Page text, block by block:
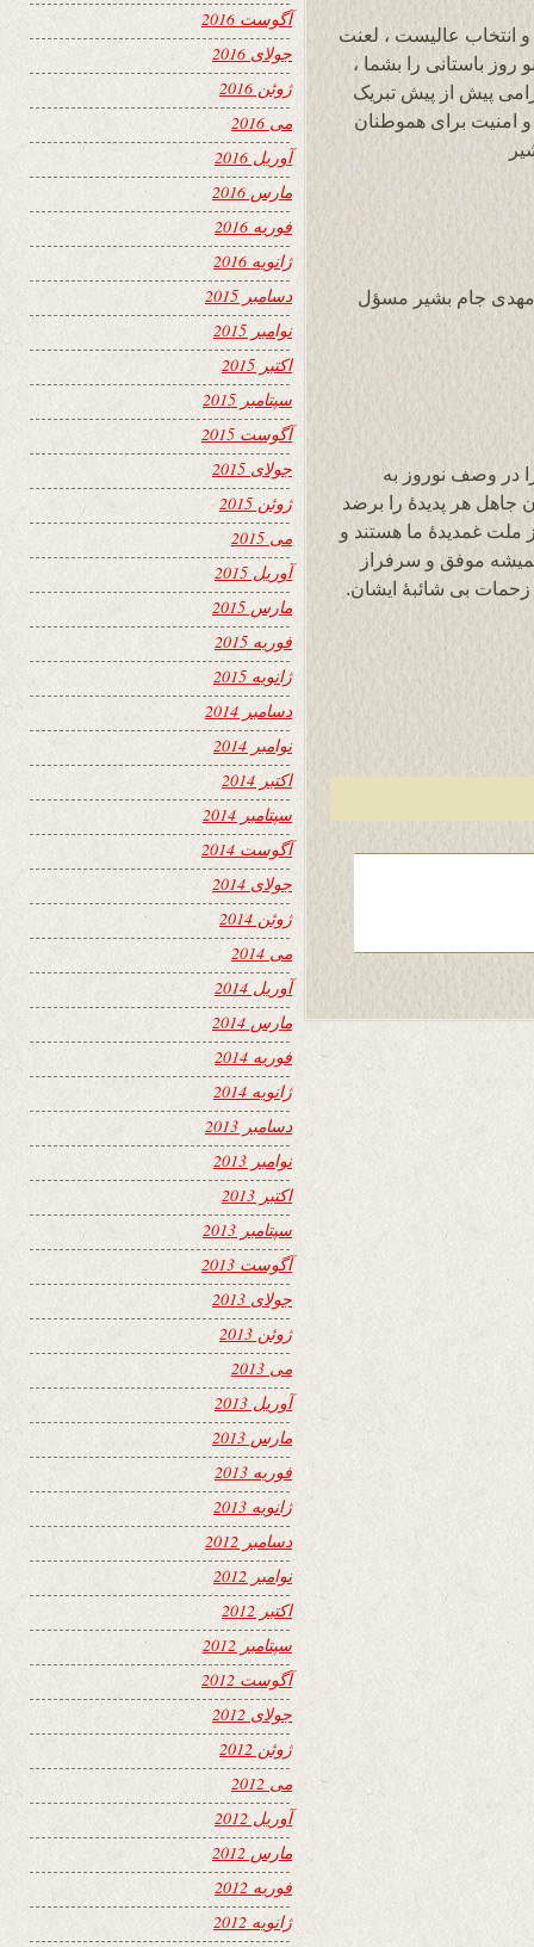
انتخاب عالیست ، لعنت
خورشیدی و نو روز باستانی را بشما ،
پیش از پیش تبریک
برای هموطنان
جام بشير مسؤل
را در وصف نوروز به
جاهل هر پدیدۀ را برضد
ملت غمدیدۀ ما هستند و
موفق و سرفراز
بی شائبۀ ایشان.
آگوست 2016
جولای 2016
ژوئن 2016
می 2016
آوریل 2016
مارس 2016
فوریه 2016
ژانویه 2016
دسامبر 2015
نوامبر 2015
اکتبر 2015
سپتامبر 2015
آگوست 2015
جولای 2015
ژوئن 2015
می 2015
آوریل 2015
مارس 2015
فوریه 2015
ژانویه 2015
دسامبر 2014
نوامبر 2014
اکتبر 2014
سپتامبر 2014
آگوست 2014
جولای 2014
ژوئن 2014
می 2014
آوریل 2014
مارس 2014
فوریه 2014
ژانویه 2014
دسامبر 2013
نوامبر 2013
اکتبر 2013
سپتامبر 2013
آگوست 2013
جولای 2013
ژوئن 2013
می 2013
آوریل 2013
مارس 2013
فوریه 2013
ژانویه 2013
دسامبر 2012
نوامبر 2012
اکتبر 2012
سپتامبر 2012
آگوست 2012
جولای 2012
ژوئن 2012
می 2012
آوریل 2012
مارس 2012
فوریه 2012
ژانویه 2012